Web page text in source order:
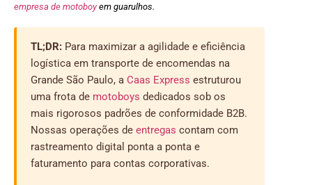
empresa de motoboyem guarulhos.
TL;DR: Para maximizar a agilidade e eficiência
logística em transporte de encomendas na
Grande São Paulo, a Caas Express estruturou
uma frota de motoboys dedicados sob os
mais rigorosos padrões de conformidade B2B.
Nossas operações de entregas contam com
rastreamento digital ponta a ponta e
faturamento para contas corporativas.